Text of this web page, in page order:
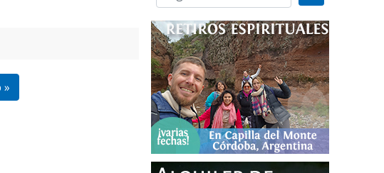
»